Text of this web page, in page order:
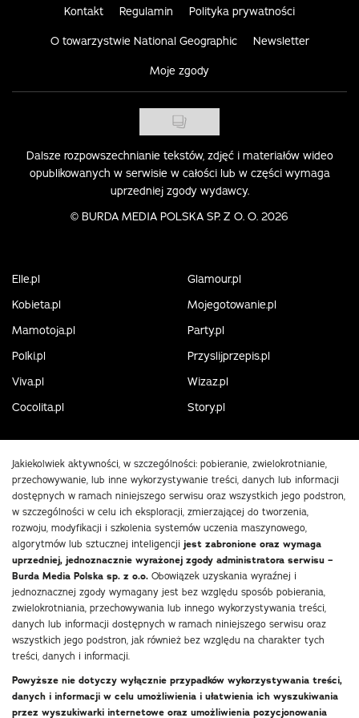
Kontakt Regulamin Polityka prywatności
O towarzystwie National Geographic Newsletter
Moje zgody
Dalsze rozpowszechnianie tekstów, zdjęć i materiałów wideo
opublikowanych w serwisie w całości lub w części wymaga
uprzedniej zgody wydawcy.
© BURDA MEDIA POLSKA SP. Z O. O. 2026
Elle.pl
Glamour.pl
Kobieta.pl
Mojegotowanie.pl
Mamotoja.pl
Party.pl
Polki.pl
Przyslijprzepis.pl
Viva.pl
Wizaz.pl
Cocolita.pl
Story.pl
Jakiekolwiek aktywności, w szczególności: pobieranie, zwielokrotnianie,
przechowywanie, lub inne wykorzystywanie treści, danych lub informacji
dostępnych w ramach niniejszego serwisu oraz wszystkich jego podstron,
w szczególności w celu ich eksploracji, zmierzającej do tworzenia,
rozwoju, modyfikacji i szkolenia systemów uczenia maszynowego,
algorytmów lub sztucznej inteligencji jest zabronione oraz wymaga
uprzedniej, jednoznacznie wyrażonej zgody administratora serwisu –
Burda Media Polska sp. z o.o. Obowiązek uzyskania wyraźnej i
jednoznacznej zgody wymagany jest bez względu sposób pobierania,
zwielokrotniania, przechowywania lub innego wykorzystywania treści,
danych lub informacji dostępnych w ramach niniejszego serwisu oraz
wszystkich jego podstron, jak również bez względu na charakter tych
treści, danych i informacji.
Powyższe nie dotyczy wyłącznie przypadków wykorzystywania treści,
danych i informacji w celu umożliwienia i ułatwienia ich wyszukiwania
przez wyszukiwarki internetowe oraz umożliwienia pozycjonowania